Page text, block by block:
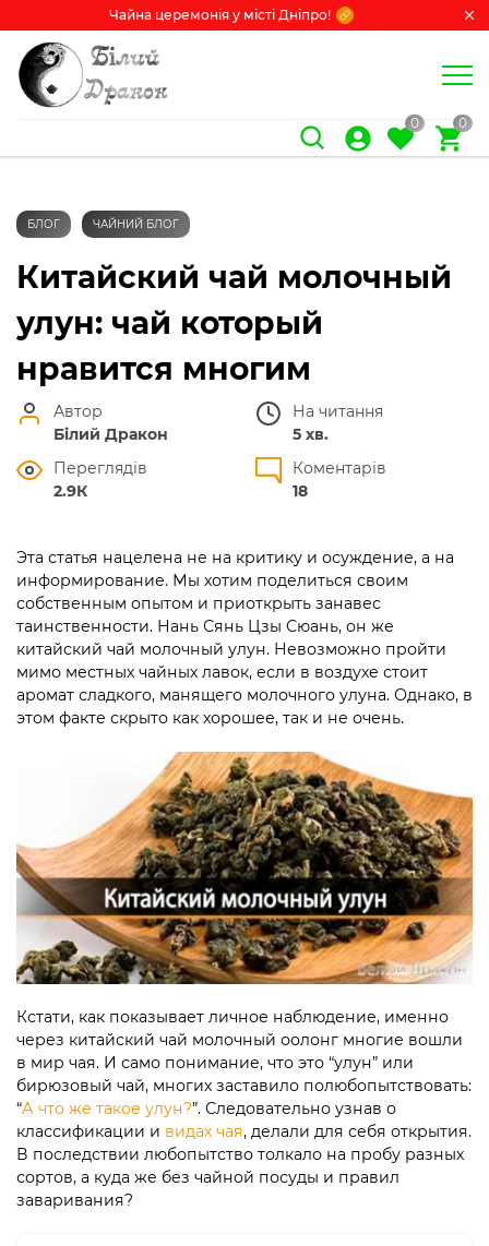
Чайна церемонія у місті Дніпро!
0 0
БЛОГ ЧАЙНИЙ БЛОГ
Китайский чай молочный
улун: чай который
нравится многим
Автор
Білий Дракон
На читання
5 хв.
Переглядів
2.9К
Коментарів
18
Эта статья нацелена не на критику и осуждение, а на
информирование. Мы хотим поделиться своим
собственным опытом и приоткрыть занавес
таинственности. Нань Сянь Цзы Сюань, он же
китайский чай молочный улун. Невозможно пройти
мимо местных чайных лавок, если в воздухе стоит
аромат сладкого, манящего молочного улуна. Однако, в
этом факте скрыто как хорошее, так и не очень.
Кстати, как показывает личное наблюдение, именно
через китайский чай молочный оолонг многие вошли
в мир чая. И само понимание, что это “улун” или
бирюзовый чай, многих заставило полюбопытствовать:
“А что же такое улун?”. Следовательно узнав о
классификации и видах чая, делали для себя открытия.
В последствии любопытство толкало на пробу разных
сортов, а куда же без чайной посуды и правил
заваривания?